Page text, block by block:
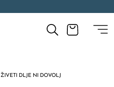
ŽIVETI DLJE NI DOVOLJ